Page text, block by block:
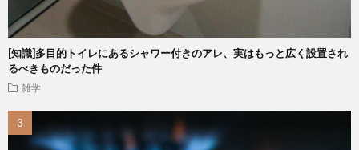
[知識]多目的トイレにあるシャワー付きのアレ、実はもっと広く設置され
るべきものだった件
雑学